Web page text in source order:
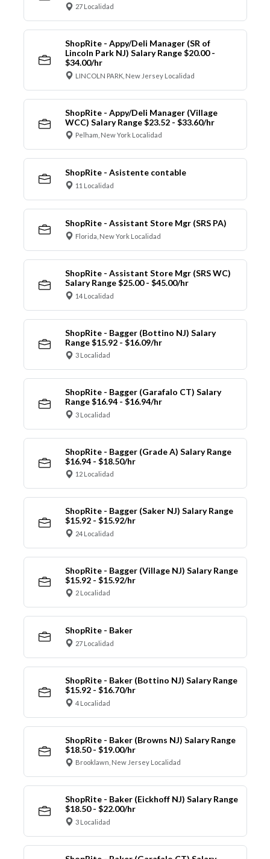
27 Localidad
ShopRite - Appy/Deli Manager (SR of
Lincoln Park NJ) Salary Range $20.00 -
$34.00/hr
LINCOLN PARK, New Jersey Localidad
ShopRite - Appy/Deli Manager (Village
WCC) Salary Range $23.52 - $33.60/hr
Pelham, New York Localidad
ShopRite - Asistente contable
11 Localidad
ShopRite - Assistant Store Mgr (SRS PA)
Florida, New York Localidad
ShopRite - Assistant Store Mgr (SRS WC)
Salary Range $25.00 - $45.00/hr
14 Localidad
ShopRite - Bagger (Bottino NJ) Salary
Range $15.92 - $16.09/hr
3 Localidad
ShopRite - Bagger (Garafalo CT) Salary
Range $16.94 - $16.94/hr
3 Localidad
ShopRite - Bagger (Grade A) Salary Range
$16.94 - $18.50/hr
12 Localidad
ShopRite - Bagger (Saker NJ) Salary Range
$15.92 - $15.92/hr
24 Localidad
ShopRite - Bagger (Village NJ) Salary Range
$15.92 - $15.92/hr
2 Localidad
ShopRite - Baker
27 Localidad
ShopRite - Baker (Bottino NJ) Salary Range
$15.92 - $16.70/hr
4 Localidad
ShopRite - Baker (Browns NJ) Salary Range
$18.50 - $19.00/hr
Brooklawn, New Jersey Localidad
ShopRite - Baker (Eickhoff NJ) Salary Range
$18.50 - $22.00/hr
3 Localidad